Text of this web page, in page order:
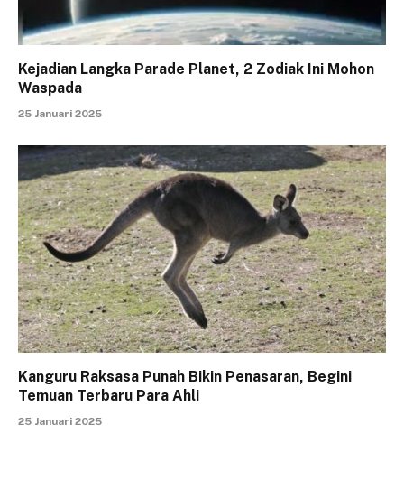
Kejadian Langka Parade Planet, 2 Zodiak Ini Mohon
Waspada
25 Januari 2025
Kanguru Raksasa Punah Bikin Penasaran, Begini
Temuan Terbaru Para Ahli
25 Januari 2025